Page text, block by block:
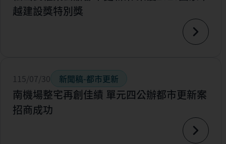
越建設獎特別獎
115/07/30 新聞稿-都市更新
南機場整宅再創佳績 單元四公辦都市更新案
招商成功